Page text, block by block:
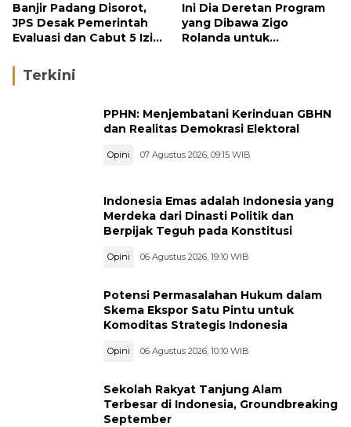
Banjir Padang Disorot,
JPS Desak Pemerintah
Evaluasi dan Cabut 5 Izin
Ini Dia Deretan Program
yang Dibawa Zigo
Rolanda untuk
Terkini
PPHN: Menjembatani Kerinduan GBHN
dan Realitas Demokrasi Elektoral
Opini 07 Agustus 2026, 09:15 WIB
Indonesia Emas adalah Indonesia yang
Merdeka dari Dinasti Politik dan
Berpijak Teguh pada Konstitusi
Opini 06 Agustus 2026, 19:10 WIB
Potensi Permasalahan Hukum dalam
Skema Ekspor Satu Pintu untuk
Komoditas Strategis Indonesia
Opini 06 Agustus 2026, 10:10 WIB
Sekolah Rakyat Tanjung Alam
Terbesar di Indonesia, Groundbreaking
September